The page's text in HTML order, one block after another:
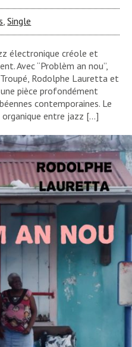
,Single
électronique créole et
Avec “Problèm an nou”,
Rodolphe Lauretta et
pièce profondément
contemporaines. Le
organique entre jazz […]